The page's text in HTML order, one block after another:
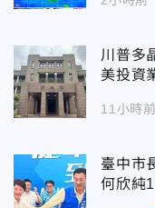
川普多
美投資
11小時前
臺中市
何欣純